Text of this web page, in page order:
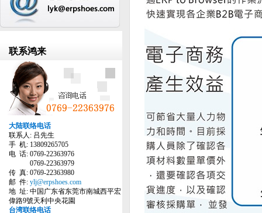
联系鸿来
大陆联络电话
联系人: 吕先生
手 机: 13809265705
电 话: 0769-22363976
0769-22363979
传 真: 0769-22363980
邮 件: ylj@erpshoes.com
地 址: 中国广东省东莞市南城西平宏
偉路9號天利中央花園
台湾联络电话